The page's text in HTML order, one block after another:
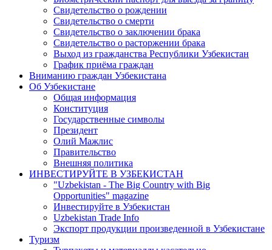
Свидетельство о рождении
Свидетельство о смерти
Свидетельство о заключении брака
Свидетельство о расторжении брака
Выход из гражданства Республики Узбекистан
График приёма граждан
Вниманию граждан Узбекистана
Об Узбекистане
Общая информация
Конституция
Государственные символы
Президент
Олий Мажлис
Правительство
Внешняя политика
ИНВЕСТИРУЙТЕ В УЗБЕКИСТАН
"Uzbekistan - The Big Country with Big
Opportunities" magazine
Инвестируйте в Узбекистан
Uzbekistan Trade Info
Экспорт продукции произведенной в Узбекистане
Туризм